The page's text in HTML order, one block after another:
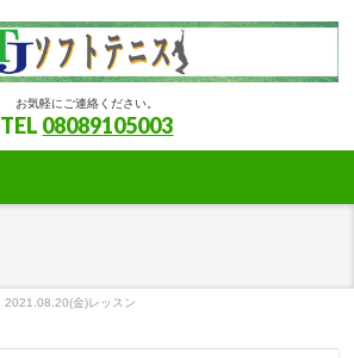
お気軽にご連絡ください。
TEL 08089105003
2021.08.20(金)レッスン